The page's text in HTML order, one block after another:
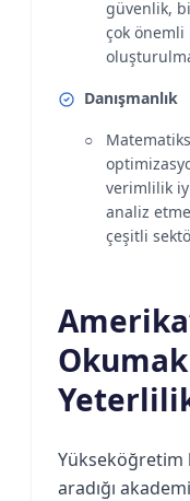
güvenlik,
çok önemli
Danışmanlık
verimlilik
analiz
çeşitli
Yükseköğretim
aradığı